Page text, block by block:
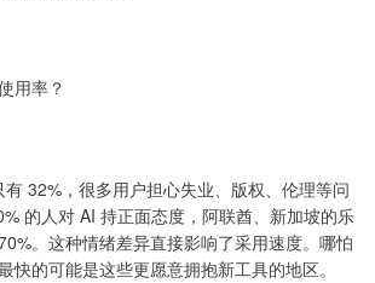
用率？
32%，很多用户担心失业、版权、伦理等问
的人对 AI 持正面态度，阿联酋、新加坡的乐
。这种情绪差异直接影响了采用速度。哪怕
快的可能是这些更愿意拥抱新工具的地区。